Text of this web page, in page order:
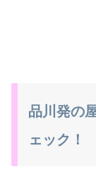
品川発の
ェック！